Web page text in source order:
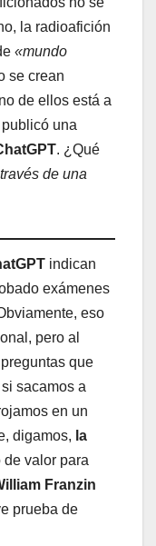
la radioafición
«mundo
se crean
de ellos está a
una
. ¿Qué
de una
indican
exámenes
eso
pero al
que
sacamos a
en un
digamos, la
valor para
Franzin
prueba de